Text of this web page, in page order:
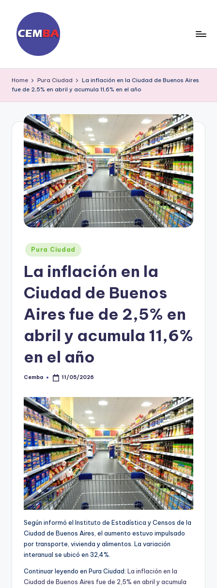
content
ia
ri
C
E
M
B
A
Home Pura Ciudad
La inflación en la Ciudad de Buenos Aires
fue de 2,5% en abril y acumula 11,6% en el año
Posted
in
Pura Ciudad
La inflación en la
Ciudad de Buenos
Aires fue de 2,5% en
abril y acumula 11,6%
en el año
Posted
Cemba 11/05/2026
Según informó el Instituto de Estadística y Censos de la
Ciudad de Buenos Aires, el aumento estuvo impulsado
por transporte, vivienda y alimentos. La variación
interanual se ubicó en 32,4%.
Continuar leyendo en Pura Ciudad: La inflación en la
Ciudad de Buenos Aires fue de 2,5% en abril y acumula